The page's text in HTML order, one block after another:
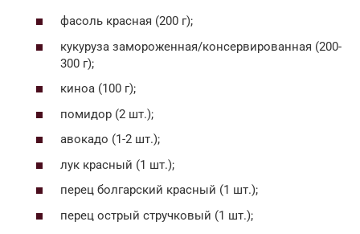
фасоль красная (200 г);
кукуруза замороженная/консервированная (200-
300 г);
киноа (100 г);
помидор (2 шт.);
авокадо (1-2 шт.);
лук красный (1 шт.);
перец болгарский красный (1 шт.);
перец острый стручковый (1 шт.);